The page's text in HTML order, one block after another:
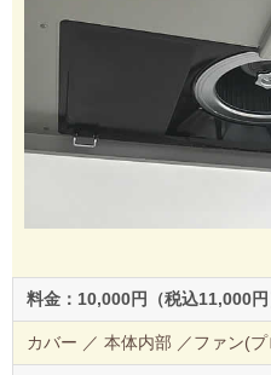
料金：10,000円（税込11,000
カバー ／ 本体内部 ／ファン(